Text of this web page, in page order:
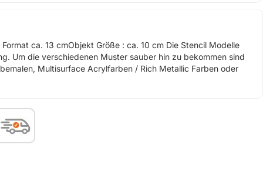
ca. 13 cmObjekt Größe : ca. 10 cm Die Stencil Modelle
Um die verschiedenen Muster sauber hin zu bekommen sind
Multisurface Acrylfarben / Rich Metallic Farben oder